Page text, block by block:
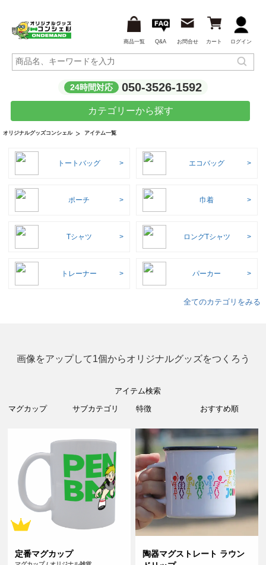
商品一覧 Q&A お問合せ カート ログイン
24時間対応 050-3526-1592
カテゴリーから探す
オリジナルグッズコンシェル アイテム一覧
トートバッグ エコバッグ
ポーチ 巾着
Tシャツ ロングTシャツ
トレーナー パーカー
全てのカテゴリをみる
画像をアップして1個からオリジナルグッズをつくろう
アイテム検索
定番マグカップ
陶器マグストレート ラウン